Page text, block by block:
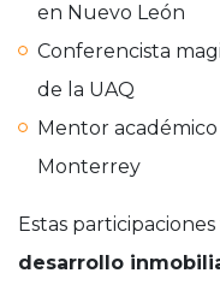
en Nuevo León
Conferencista
de la UAQ
Mentor
Monterrey
Estas
desarrollo